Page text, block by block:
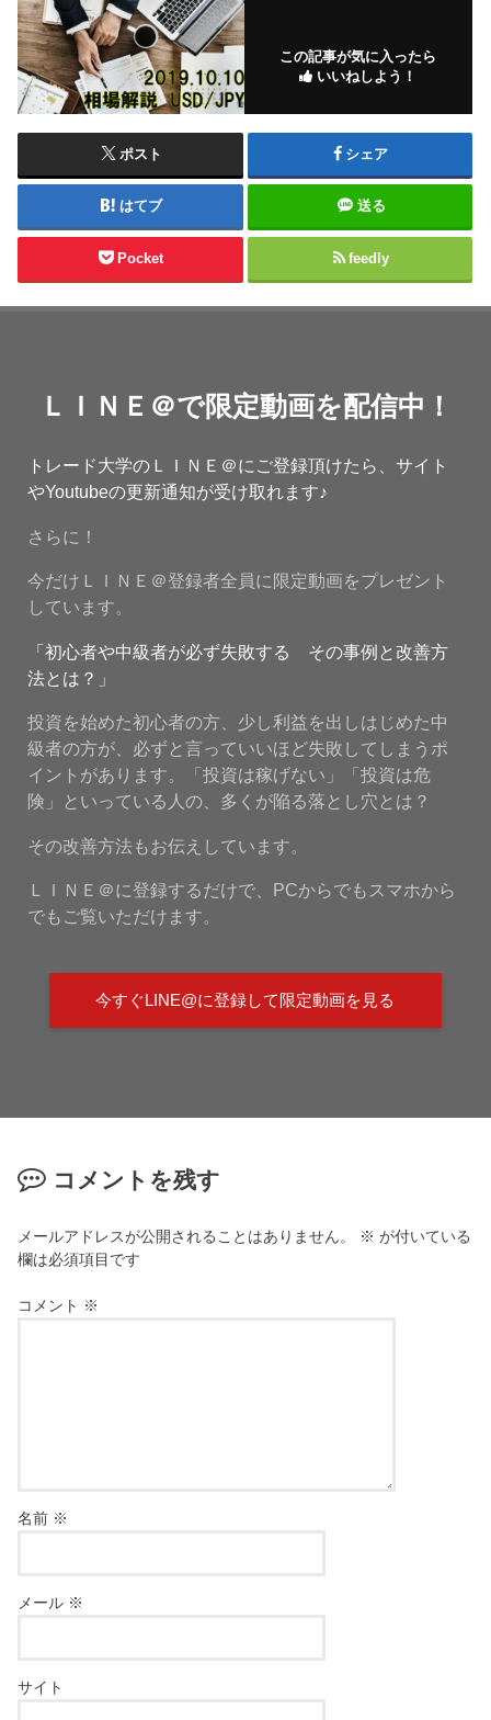
この記事が気に入ったら
いいねしよう！
ポスト シェア
はてブ 送る
Pocket feedly
ＬＩＮＥ＠で限定動画を配信中！
トレード大学のＬＩＮＥ＠にご登録頂けたら、サイト
やYoutubeの更新通知が受け取れます♪
さらに！
今だけＬＩＮＥ＠登録者全員に限定動画をプレゼント
しています。
「初心者や中級者が必ず失敗する その事例と改善方
法とは？」
投資を始めた初心者の方、少し利益を出しはじめた中
級者の方が、必ずと言っていいほど失敗してしまうポ
イントがあります。「投資は稼げない」「投資は危
険」といっている人の、多くが陥る落とし穴とは？
その改善方法もお伝えしています。
ＬＩＮＥ＠に登録するだけで、PCからでもスマホから
でもご覧いただけます。
今すぐLINE@に登録して限定動画を見る
コメントを残す
メールアドレスが公開されることはありません。 ※ が付いている
欄は必須項目です
コメント ※
名前 ※
メール ※
サイト